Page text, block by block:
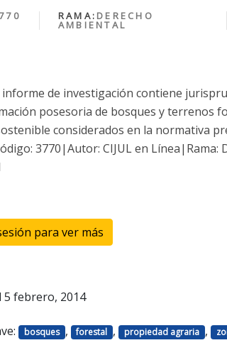
RAMA: DERECHO
AMBIENTAL
informe de investigación contiene
posesoria de bosques y terrenos
considerados en la normativa
3770|Autor: CIJUL en
para ver más
5 febrero, 2014
bosques , forestal , propiedad agraria ,